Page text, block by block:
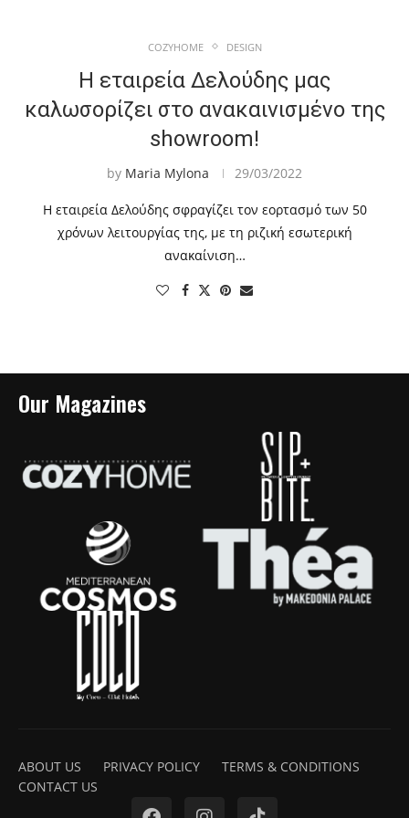
COZYHOME DESIGN
H εταιρεία Δελούδης μας
καλωσορίζει στο ανακαινισμένο της
showroom!
by Maria Mylona 29/03/2022
H εταιρεία Δελούδης σφραγίζει τον εορτασμό των 50
χρόνων λειτουργίας της, με τη ριζική εσωτερική
ανακαίνιση…
Our Magazines
ABOUT US PRIVACY POLICY
TERMS & CONDITIONS
CONTACT US